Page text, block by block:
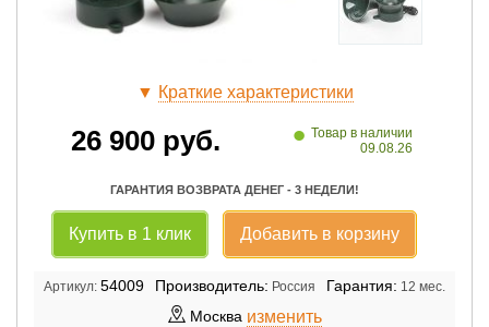
▼ Краткие характеристики
26 900руб. • Товар в наличии
09.08.26
ГАРАНТИЯ ВОЗВРАТА ДЕНЕГ - 3 НЕДЕЛИ!
Купить в 1 клик Добавить в корзину
Артикул: 54009 Производитель: Россия Гарантия: 12 мес.
Москва изменить